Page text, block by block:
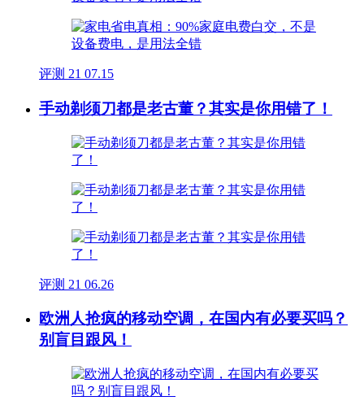
评测 21 07.15
手动剃须刀都是老古董？其实是你用错了！
评测 21 06.26
欧洲人抢疯的移动空调，在国内有必要买吗？
别盲目跟风！